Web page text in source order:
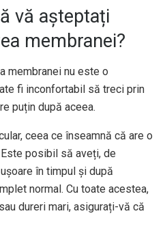
vă așteptați
membranei?
membranei nu este o
fi inconfortabil să treci prin
puțin după aceea.
ceea ce înseamnă că are o
posibil să aveți, de
în timpul și după
normal. Cu toate acestea,
dureri mari, asigurați-vă că